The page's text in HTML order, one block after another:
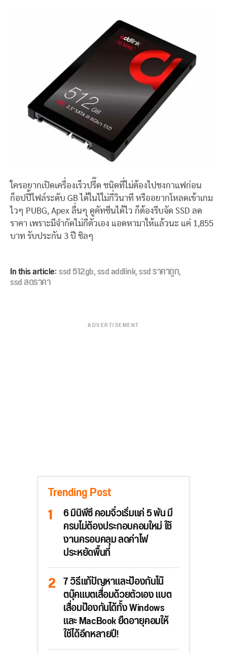
ใครอยากเปิดเครื่องเร็วปรี๊ด ชนิดที่ไม่ต้องไปชงกาแฟก่อน
ก็อปปี้ไฟล์ระดับ GB ได้ในไใม่กี่วินาที หรืออยากโหลดเข้าเกม
ไวๆ PUBG, Apex ลื่นๆ ดูคัทซีนได้ไว ก็ต้องรีบจัด SSD ลด
ราคา เพราะมีจำกัดไม่กี่ตัวเอง แอดหามาให้แล้วนะ แค่ 1,855
บาท รับประกัน 3 ปี ชิลๆ
In this article:ssd 512gb,ssd addlink,ssd ราคาถูก,
ssd ลดราคา
ADVERTISEMENT
Trending Post
6 มินิพีซี คอมจิ๋วเริ่มแค่ 5 พัน มี
ครบไม่ต้องประกอบคอมใหม่ ใช้
งานครอบคลุม ลดค่าไฟ
ประหยัดพื้นที่
7 วิธีแก้ปัญหาและป้องกันโน๊
ตบุ๊คแบตเสื่อมด้วยตัวเอง แบต
เสื่อมป้องกันได้ทั้ง Windows
และ MacBook ยืดอายุคอมให้
ใช้ได้อีกหลายปี!